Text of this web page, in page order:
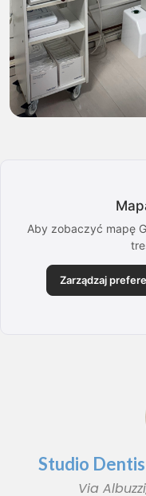
Aby zobaczyć mapę
Zarządzaj
Studio
Via